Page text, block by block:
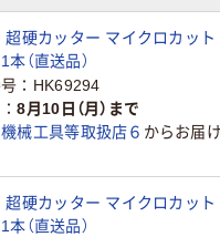
超硬カッター マイクロカット
（直送品）
HK69294
8月10日（月）まで
機械工具等取扱店６ からお届け
超硬カッター マイクロカット
（直送品）